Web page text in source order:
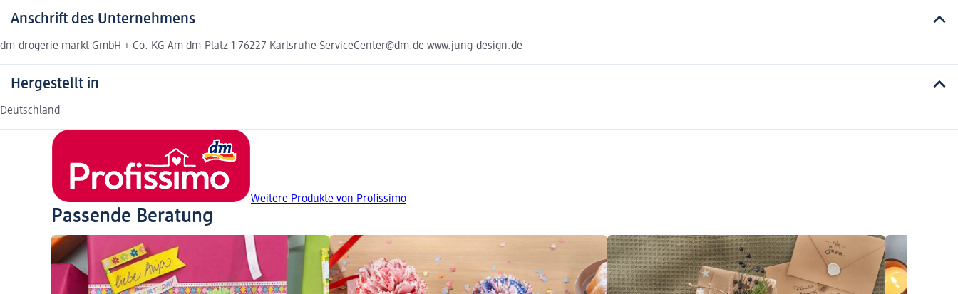
Anschrift des Unternehmens
dm-drogerie markt GmbH + Co. KG Am dm-Platz 1 76227 Karlsruhe ServiceCenter@dm.de www.jung-design.de
Hergestellt in
Deutschland
Weitere Produkte von Profissimo
Passende Beratung